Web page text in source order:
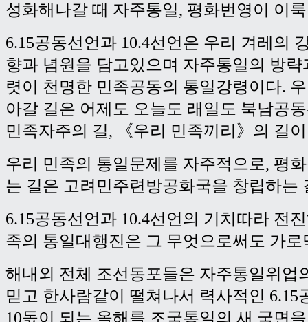
성화해나갈 때 자주통일, 평화번영이 이
6.15공동선언과 10.4선언은 우리 겨레의
향과 념원을 담고있으며 자주통일의 방
렷이 천명한 민족공동의 통일강령이다.
아갈 길은 어제도 오늘도 래일도 북남공
민족자주의 길, 《우리 민족끼리》의 길
우리 민족의 통일문제를 자주적으로, 평
는 길은 고려민주련방공화국을 창립하는
6.15공동선언과 10.4선언의 기치따라 전
족의 통일대행진은 그 무엇으로써도 가로
해내외 전체 조선동포들은 자주통일위업
믿고 한사람같이 떨쳐나서 력사적인 6.15
10돐이 되는 올해를 조국통일의 새 국면